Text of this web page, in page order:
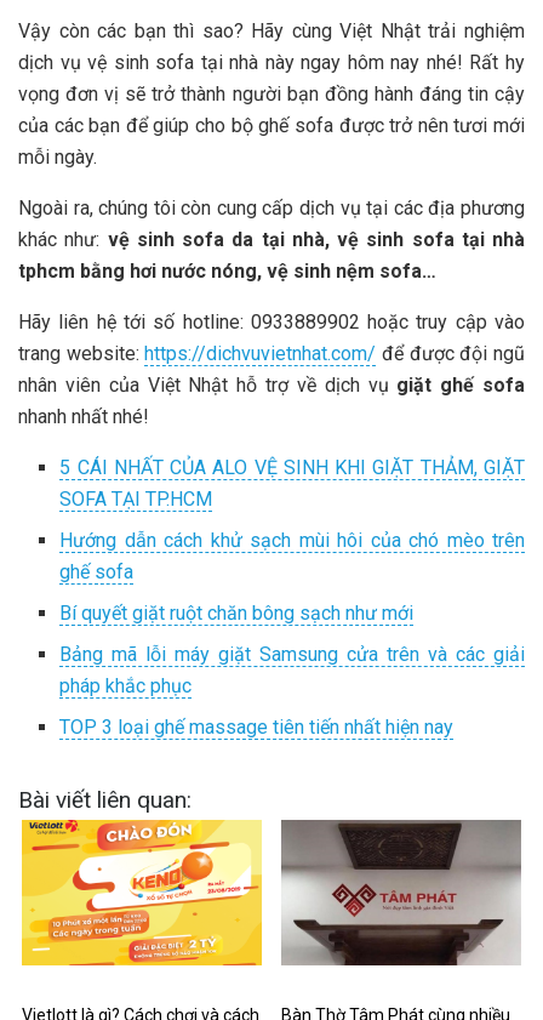
Vậy còn các bạn thì sao? Hãy cùngViệt Nhậttrải nghiệm
dịch vụ vệ sinh sofa tại nhà này ngay hôm nay nhé! Rất hy
vọng đơn vị sẽ trở thành người bạn đồng hành đáng tin cậy
của các bạn để giúp cho bộ ghế sofa được trở nên tươi mới
mỗi ngày.
Ngoài ra, chúng tôi còn cung cấp dịch vụ tại các địa phương
khác như: vệ sinh sofa da tại nhà, vệ sinh sofa tại nhà
tphcm bằng hơi nước nóng, vệ sinh nệm sofa…
Hãy liên hệ tới số hotline: 0933889902 hoặc truy cập vào
trang website: https://dichvuvietnhat.com/ để được đội ngũ
nhân viên của Việt Nhật hỗ trợ về dịch vụ giặt ghế sofa
nhanh nhất nhé!
5 CÁI NHẤT CỦA ALO VỆ SINH KHI GIẶT THẢM, GIẶT
SOFA TẠI TP.HCM
Hướng dẫn cách khử sạch mùi hôi của chó mèo trên
ghế sofa
Bí quyết giặt ruột chăn bông sạch như mới
Bảng mã lỗi máy giặt Samsung cửa trên và các giải
pháp khắc phục
TOP 3 loại ghế massage tiên tiến nhất hiện nay
Bài viết liên quan:
Vietlott là gì? Cách chơi và cách
Bàn Thờ Tâm Phát cùng nhiều